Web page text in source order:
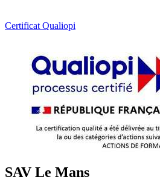
Certificat Qualiopi
SAV Le Mans